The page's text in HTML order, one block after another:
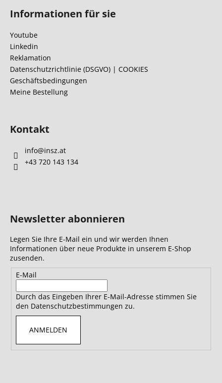
Informationen für sie
Youtube
Linkedin
Reklamation
Datenschutzrichtlinie (DSGVO) | COOKIES
Geschäftsbedingungen
Meine Bestellung
Kontakt
info@insz.at
+43 720 143 134
Newsletter abonnieren
Legen Sie Ihre E-Mail ein und wir werden Ihnen
Informationen über neue Produkte in unserem E-Shop
zusenden.
E-Mail
Durch das Eingeben Ihrer E-Mail-Adresse stimmen Sie
den Datenschutzbestimmungen zu.
ANMELDEN